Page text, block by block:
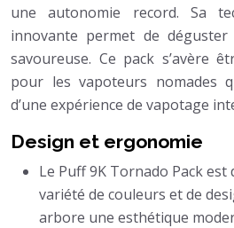
une autonomie record. Sa
innovante permet de
savoureuse. Ce pack s’avère
pour les vapoteurs nomades
d’une expérience de vapotage
Design et ergonomie
Le Puff 9K Tornado Pack
variété de couleurs et de
arbore une esthétique